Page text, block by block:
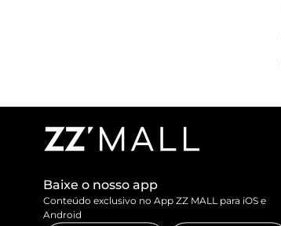
Baixe o nosso app
Conteúdo exclusivo no App ZZ MALL para iOS e
Android